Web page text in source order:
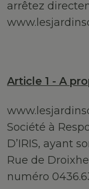
arrêtez
Article 1 - A
Société à
D’IRIS, ayant
Rue de
numéro